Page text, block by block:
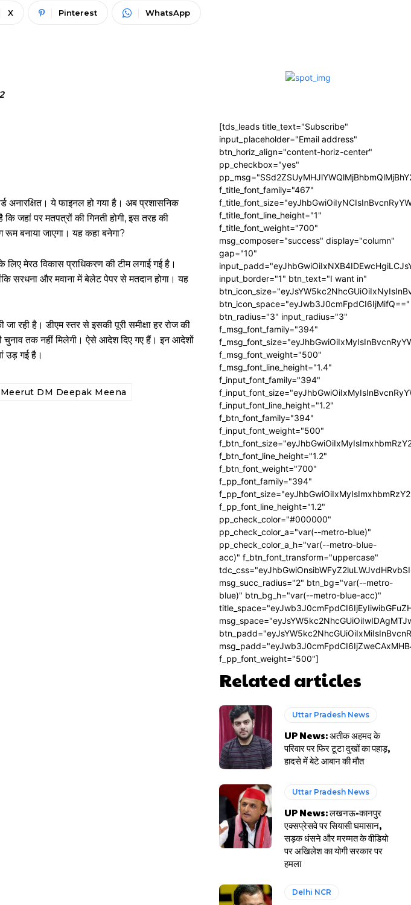
X Pinterest WhatsApp
अनारक्षित। ये फाइनल हो गया है। अब प्रशासनिक
जहां पर मतपत्रों की गिनती होगी, इस तरह की
रूम बनाया जाएगा। यह कहा बनेगा?
मेरठ विकास प्राधिकरण की टीम लगाई गई है।
सरधना और मवाना में बेलेट पेपर से मतदान होगा। यह
रही है। डीएम स्तर से इसकी पूरी समीक्षा हर रोज की
चुनाव तक नहीं मिलेगी। ऐसे आदेश दिए गए हैं। इन आदेशों
उड़ गई है।
Meerut DM Deepak Meena
[tds_leads title_text="Subscribe"
input_placeholder="Email address"
btn_horiz_align="content-horiz-center"
pp_checkbox="yes"
f_title_font_family="467"
f_title_font_line_height="1"
f_title_font_weight="700"
msg_composer="success" display="column"
gap="10"
input_border="1" btn_text="I want in"
btn_icon_space="eyJwb3J0cmFpdCI6IjMifQ=="
btn_radius="3" input_radius="3"
f_msg_font_family="394"
f_msg_font_weight="500"
f_msg_font_line_height="1.4"
f_input_font_family="394"
f_input_font_line_height="1.2"
f_btn_font_family="394"
f_input_font_weight="500"
f_btn_font_line_height="1.2"
f_btn_font_weight="700"
f_pp_font_family="394"
f_pp_font_line_height="1.2"
pp_check_color="#000000"
pp_check_color_a="var(--metro-blue)"
pp_check_color_a_h="var(--metro-blue-
acc)" f_btn_font_transform="uppercase"
msg_succ_radius="2" btn_bg="var(--metro-
blue)" btn_bg_h="var(--metro-blue-acc)"
f_pp_font_weight="500"]
Related articles
Uttar Pradesh News
UP News: अतीक अहमद के
परिवार पर फिर टूटा दुखों का पहाड़,
हादसे में बेटे आबान की मौत
Uttar Pradesh News
UP News: लखनऊ-कानपुर
एक्सप्रेसवे पर सियासी घमासान,
सड़क धंसने और मरम्मत के वीडियो
पर अखिलेश का योगी सरकार पर
हमला
Delhi NCR